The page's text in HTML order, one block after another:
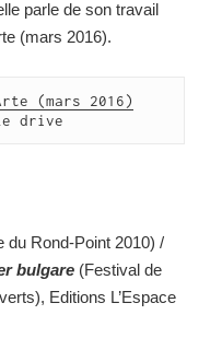
parle de son travail
(mars 2016).
(mars 2016)
drive
du Rond-Point 2010) /
bulgare (Festival de
Editions L’Espace